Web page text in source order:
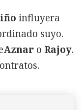
influyera
suyo.
Aznar o Rajoy.